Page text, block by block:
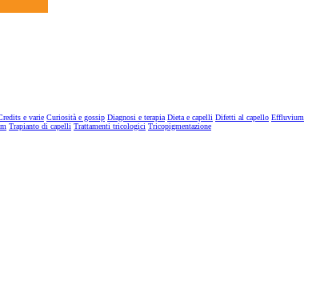
e varie Curiosità e gossip Diagnosi e terapia Dieta e capelli Difetti al capello Effluvium
Trapianto di capelli Trattamenti tricologici Tricopigmentazione